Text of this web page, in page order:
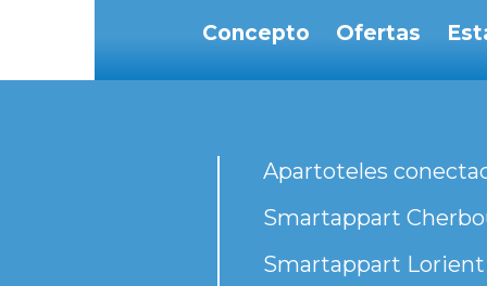
Concepto Ofertas
Apartoteles
Smartappart
Smartappart Lorient